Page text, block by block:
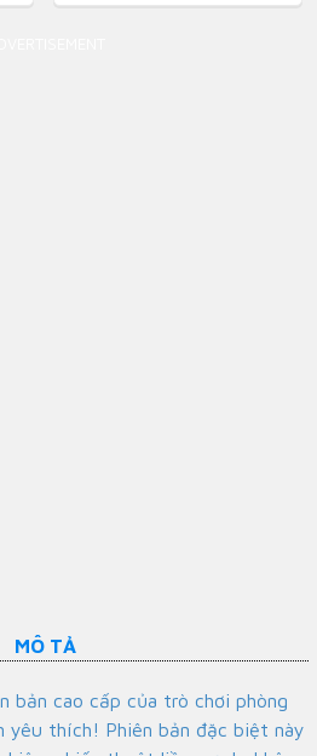
MÔ TẢ
bản cao cấp của trò chơi phòng
yêu thích! Phiên bản đặc biệt này